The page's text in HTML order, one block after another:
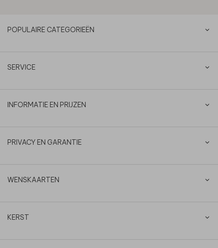
POPULAIRE CATEGORIEËN
SERVICE
INFORMATIE EN PRIJZEN
PRIVACY EN GARANTIE
WENSKAARTEN
KERST